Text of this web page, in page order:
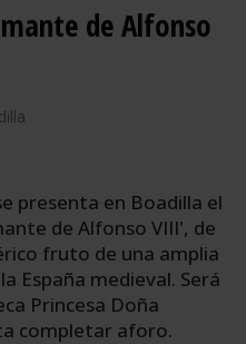
de Alfonso
presenta en Boadilla el
de Alfonso VIII', de
fruto de una amplia
España medieval. Será
Princesa Doña
completar aforo.